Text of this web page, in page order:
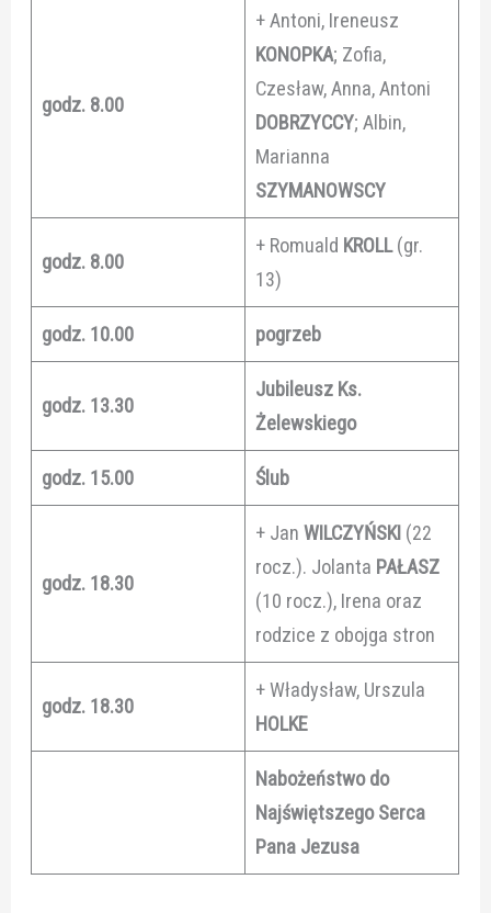
godz. 8.00
+ Antoni, Ireneusz
KONOPKA; Zofia,
Czesław, Anna, Antoni
DOBRZYCCY; Albin,
Marianna
SZYMANOWSCY
godz. 8.00
+ Romuald KROLL(gr.
13)
godz. 10.00 pogrzeb
godz. 13.30
Jubileusz Ks.
Żelewskiego
godz. 15.00 Ślub
godz. 18.30
+ JanWILCZYŃSKI (22
rocz.). Jolanta PAŁASZ
(10 rocz.), Irena oraz
rodzice z obojga stron
godz. 18.30
+ Władysław, Urszula
HOLKE
Nabożeństwo do
Najświętszego Serca
Pana Jezusa